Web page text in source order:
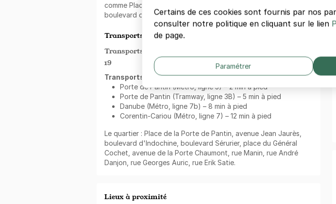
comme Place de la Porte de Pantin, avenue Jean Jaurès et
boulevard d'Indochine.
Transports en commun à proximité du parking
Transports à proximité du Porte de Pantin - Jaures - Paris
19
Transports en communaccessibles tout près :
Porte de Pantin (Métro, ligne 5) – 2 min à pied
Porte de Pantin (Tramway, ligne 3B) – 5 min à pied
Danube (Métro, ligne 7b) – 8 min à pied
Corentin-Cariou (Métro, ligne 7) – 12 min à pied
Le quartier : Place de la Porte de Pantin, avenue Jean Jaurès,
boulevard d'Indochine, boulevard Sérurier, place du Général
Cochet, avenue de la Porte Chaumont, rue Manin, rue André
Danjon, rue Georges Auric, rue Erik Satie.
Lieux à proximité
Certains de ces cookies sont fournis par nos
consulter notre politique en cliquant sur le lien
de page.
Paramétrer